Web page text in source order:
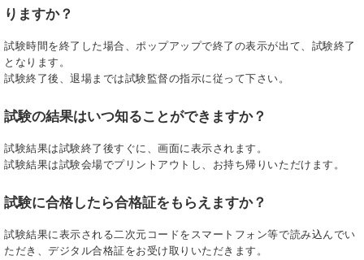
りますか？
試験時間を終了した場合、ポップアップで終了の表示が出て、試験終了
となります。
試験終了後、退場までは試験監督の指示に従って下さい。
試験の結果はいつ知ることができますか？
試験結果は試験終了後すぐに、画面に表示されます。
試験結果は試験会場でプリントアウトし、お持ち帰りいただけます。
試験に合格したら合格証をもらえますか？
試験結果に表示される二次元コードをスマートフォン等で読み込んでい
ただき、デジタル合格証をお受け取りいただきます。